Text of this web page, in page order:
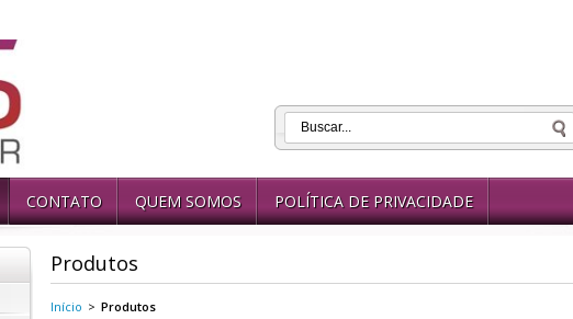
CONTATO QUEM SOMOS POLÍTICA DE PRIVACIDADE
Produtos
Início > Produtos